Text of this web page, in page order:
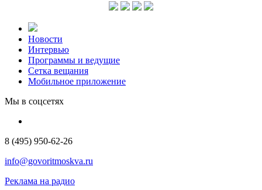
Новости
Интервью
Программы и ведущие
Сетка вещания
Мобильное приложение
Мы в соцсетях
8 (495) 950-62-26
info@govoritmoskva.ru
Реклама на радио